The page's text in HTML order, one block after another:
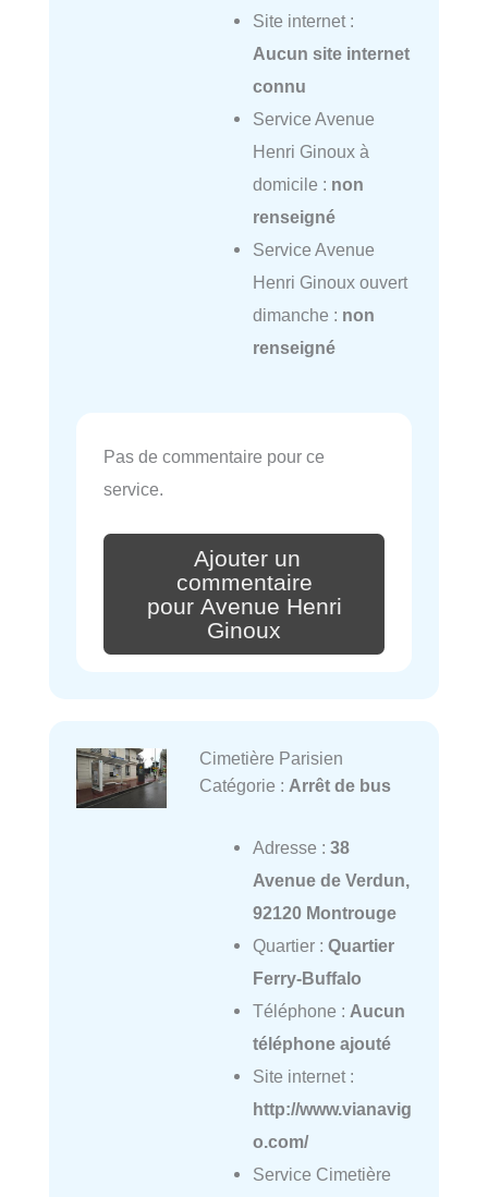
Site internet :
Aucun site internet
connu
Service Avenue
Henri Ginoux à
domicile : non
renseigné
Service Avenue
Henri Ginoux ouvert
dimanche : non
renseigné
Pas de commentaire pour ce
service.
Ajouter un
commentaire
pour Avenue Henri
Ginoux
Cimetière Parisien
Catégorie : Arrêt de bus
Adresse : 38
Avenue de Verdun,
92120 Montrouge
Quartier : Quartier
Ferry-Buffalo
Téléphone : Aucun
téléphone ajouté
Site internet :
http://www.vianavig
o.com/
Service Cimetière